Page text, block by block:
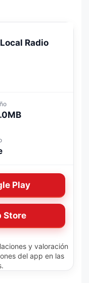
Radio
Play
Store
y valoración
del app en las